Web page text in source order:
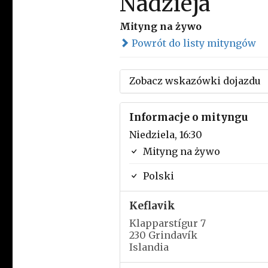
Mityng na żywo
Powrót do listy mityngów
Zobacz wskazówki dojazdu
Informacje o mityngu
Niedziela, 16:30
Mityng na żywo
Polski
Keflavik
Klapparstígur 7
230 Grindavík
Islandia